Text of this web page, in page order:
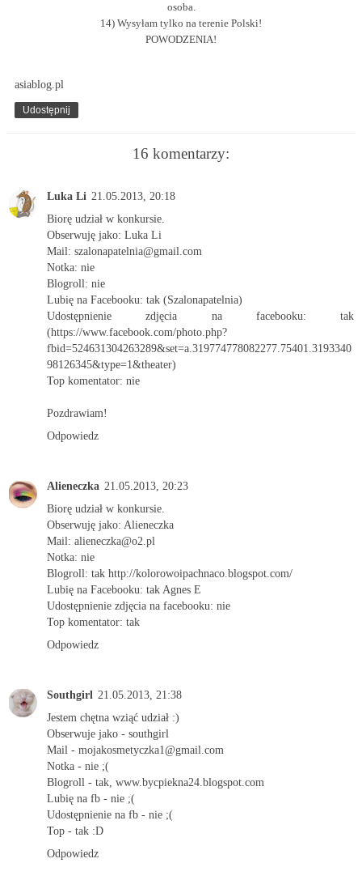
osoba.
14) Wysyłam tylko na terenie Polski!
POWODZENIA!
asiablog.pl
Udostępnij
16 komentarzy:
Luka Li 21.05.2013, 20:18
Biorę udział w konkursie.
Obserwuję jako: Luka Li
Mail: szalonapatelnia@gmail.com
Notka: nie
Blogroll: nie
Lubię na Facebooku: tak (Szalonapatelnia)
Udostępnienie zdjęcia na facebooku: tak
(https://www.facebook.com/photo.php?
fbid=524631304263289&set=a.319774778082277.75401.3193340
98126345&type=1&theater)
Top komentator: nie
Pozdrawiam!
Odpowiedz
Alieneczka 21.05.2013, 20:23
Biorę udział w konkursie.
Obserwuję jako: Alieneczka
Mail: alieneczka@o2.pl
Notka: nie
Blogroll: tak http://kolorowoipachnaco.blogspot.com/
Lubię na Facebooku: tak Agnes E
Udostępnienie zdjęcia na facebooku: nie
Top komentator: tak
Odpowiedz
Southgirl 21.05.2013, 21:38
Jestem chętna wziąć udział :)
Obserwuje jako - southgirl
Mail - mojakosmetyczka1@gmail.com
Notka - nie ;(
Blogroll - tak, www.bycpiekna24.blogspot.com
Lubię na fb - nie ;(
Udostępnienie na fb - nie ;(
Top - tak :D
Odpowiedz